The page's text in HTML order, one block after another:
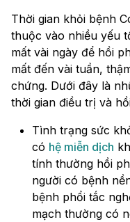
Thời gian khỏi bệnh
thuộc vào nhiều yếu
mất vài ngày để hồi
mất đến vài tuần,
chứng. Dưới đây là
thời gian điều trị và
Tình trạng sức
có hệ miễn dịch
tính thường hồi
người có bệnh
bệnh phổi tắc
mạch thường có